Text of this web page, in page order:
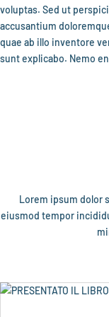
voluptas. Sed ut
accusantium
quae ab illo inventore
sunt explicabo. Nemo
Lorem ipsum dolor
eiusmod tempor